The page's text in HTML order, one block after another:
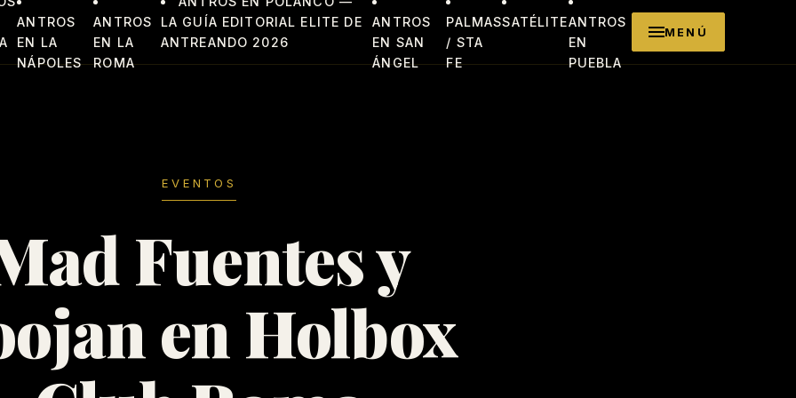
ANTROS
EN LA
NÁPOLES
ANTROS
EN LA
ROMA
LA GUÍA EDITORIAL ELITE DE
ANTREANDO 2026
ANTROS
EN SAN
ÁNGEL
PALMAS
/ STA
FE
SATÉLITEANTROS
EN
PUEBLA
MENÚ
EVENTOS
Fuentes y
en Holbox